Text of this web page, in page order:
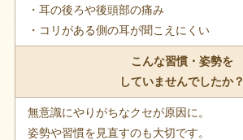
・耳の後ろや後頭部の痛み
・コリがある側の耳が聞こえにくい
こんな習慣・姿勢を
していませんでしたか？
無意識にやりがちなクセが原因に。
姿勢や習慣を見直すのも大切です。